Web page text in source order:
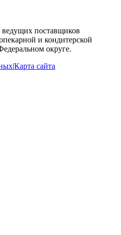
поставщиков
и кондитерской
округе.
|Карта сайта